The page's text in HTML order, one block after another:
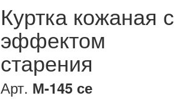
Куртка кожаная с
эффектом
старения
Арт. М-145 се